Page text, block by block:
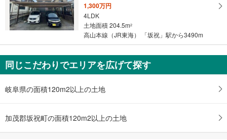
1,300万円
4LDK
土地面積 204.5m2
高山本線（JR東海） 「坂祝」駅から3490m
同じこだわりでエリアを広げて探す
岐阜県の面積120m2以上の土地
加茂郡坂祝町の面積120m2以上の土地